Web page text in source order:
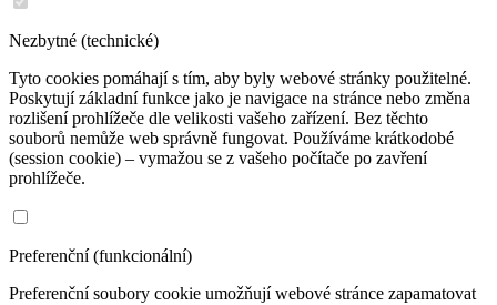
Nezbytné (technické)
Tyto cookies pomáhají s tím, aby byly webové stránky použitelné.
Poskytují základní funkce jako je navigace na stránce nebo změna
rozlišení prohlížeče dle velikosti vašeho zařízení. Bez těchto
souborů nemůže web správně fungovat. Používáme krátkodobé
(session cookie) – vymažou se z vašeho počítače po zavření
prohlížeče.
Preferenční (funkcionální)
Preferenční soubory cookie umožňují webové stránce zapamatovat